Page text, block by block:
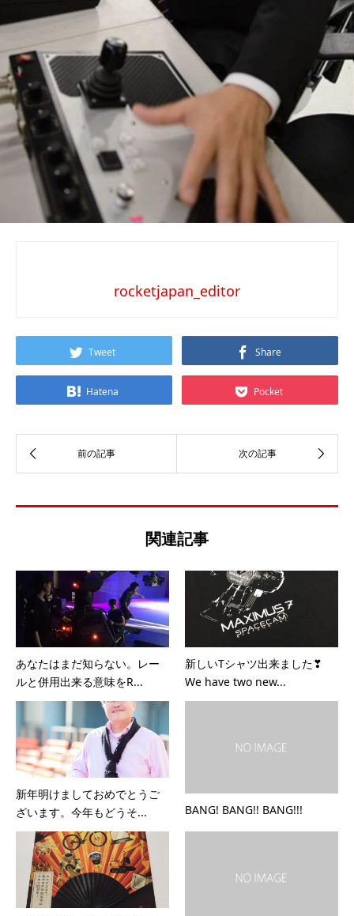
rocketjapan_editor
Tweet Share
Hatena Pocket
関連記事
あなたはまだ知らない。レー
ルと併用出来る意味をR...
新しいTシャツ出来ました❣
We have two new...
新年明けましておめでとうご
ざいます。今年もどうそ...
BANG! BANG!! BANG!!!